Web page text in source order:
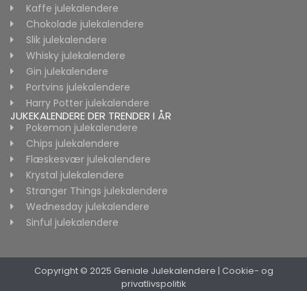
Kaffe julekalendere
Chokolade julekalendere
Slik julekalendere
Whisky julekalendere
Gin julekalendere
Portvins julekalendere
Harry Potter julekalendere
JUKEKALENDERE DER TRENDER I ÅR
Pokemon julekalendere
Chips julekalendere
Flæskesvær julekalendere
Krystal julekalendere
Stranger Things julekalendere
Wednesday julekalendere
Sinful julekalendere
Copyright © 2025 Geniale Julekalendere | Cookie- og
privatlivspolitik